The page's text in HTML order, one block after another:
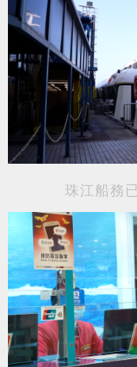
珠江船務